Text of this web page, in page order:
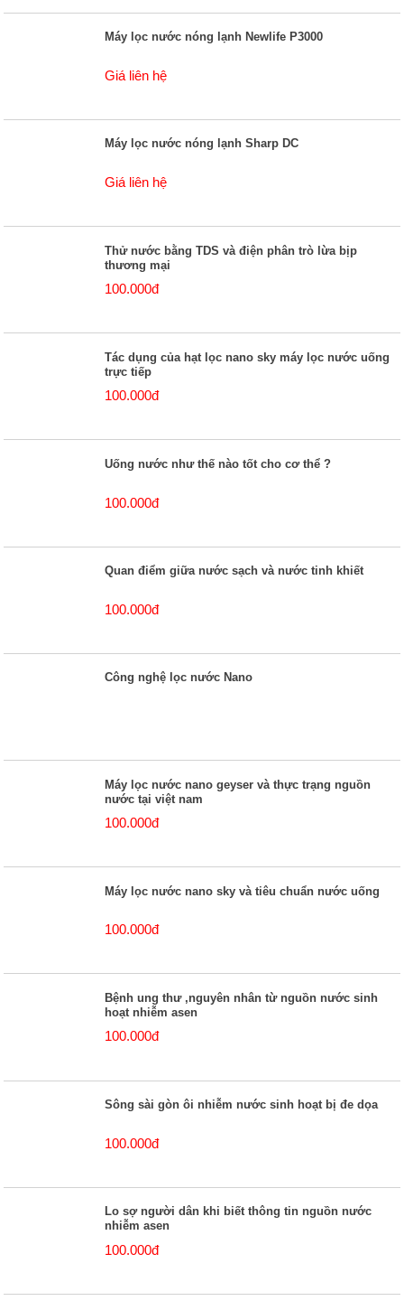
Máy lọc nước nóng lạnh Newlife P3000
Giá liên hệ
Máy lọc nước nóng lạnh Sharp DC
Giá liên hệ
Thử nước bằng TDS và điện phân trò lừa bịp
thương mại
100.000đ
Tác dụng của hạt lọc nano sky máy lọc nước uống
trực tiếp
100.000đ
Uống nước như thế nào tốt cho cơ thể ?
100.000đ
Quan điểm giữa nước sạch và nước tinh khiết
100.000đ
Công nghệ lọc nước Nano
Máy lọc nước nano geyser và thực trạng nguồn
nước tại việt nam
100.000đ
Máy lọc nước nano sky và tiêu chuẩn nước uống
100.000đ
Bệnh ung thư ,nguyên nhân từ nguồn nước sinh
hoạt nhiễm asen
100.000đ
Sông sài gòn ôi nhiễm nước sinh hoạt bị đe dọa
100.000đ
Lo sợ người dân khi biết thông tin nguồn nước
nhiễm asen
100.000đ